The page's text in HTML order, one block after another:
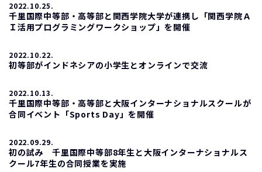
2022.10.25.
千里国際中等部・高等部と関西学院大学が連携し「関西学院Ａ
Ｉ活用プログラミングワークショップ」を開催
2022.10.22.
初等部がインドネシアの小学生とオンラインで交流
2022.10.13.
千里国際中等部・高等部と大阪インターナショナルスクールが
合同イベント「Sports Day」を開催
2022.09.29.
初の試み 千里国際中等部8年生と大阪インターナショナルス
クール7年生の合同授業を実施